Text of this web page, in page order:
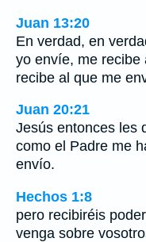
Juan 13:20
En verdad, en
yo envíe, me recibe
recibe al que me
Juan 20:21
Jesús entonces les
como el Padre me
envío.
Hechos 1:8
pero recibiréis
venga sobre